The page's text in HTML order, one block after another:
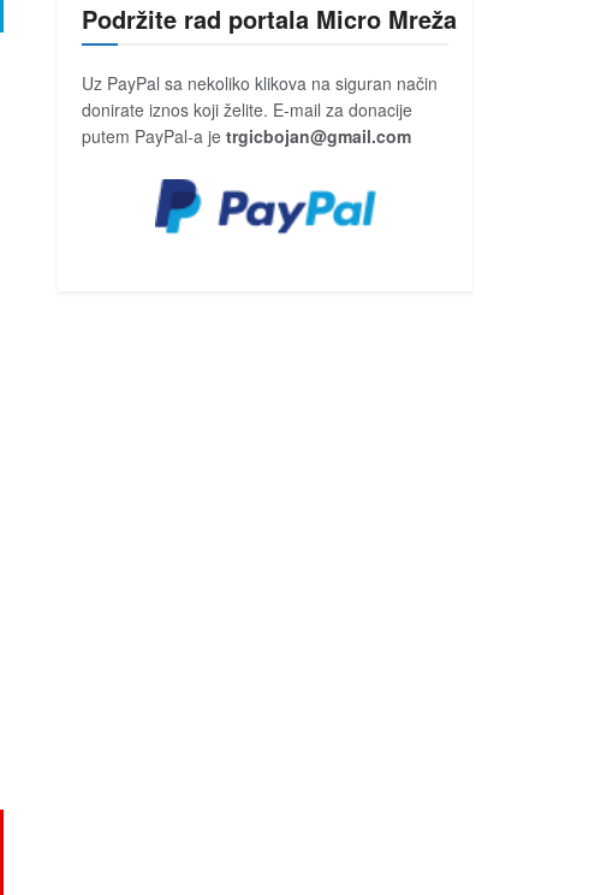
Podržite rad portala Micro Mreža
Uz PayPal sa nekoliko klikova na siguran način
donirate iznos koji želite. E-mail za donacije
putem PayPal-a je trgicbojan@gmail.com